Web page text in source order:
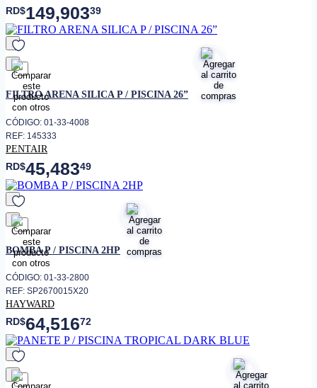
RD$149,90339
favorito
FILTRO ARENA SILICA P / PISCINA 26”
CÓDIGO: 01-33-4008
REF: 145333
PENTAIR
RD$45,48349
favorito
BOMBA P / PISCINA 2HP
CÓDIGO: 01-33-2800
REF: SP2670015X20
HAYWARD
RD$64,51672